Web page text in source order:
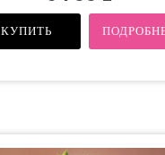
КУПИТЬ